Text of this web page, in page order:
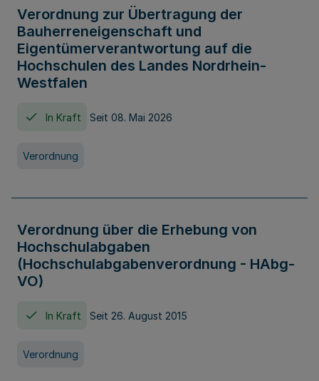
Verordnung zur Übertragung der
Bauherreneigenschaft und
Eigentümerverantwortung auf die
Hochschulen des Landes Nordrhein-
Westfalen
In Kraft Seit 08. Mai 2026
Verordnung
Verordnung über die Erhebung von
Hochschulabgaben
(Hochschulabgabenverordnung - HAbg-
VO)
In Kraft Seit 26. August 2015
Verordnung